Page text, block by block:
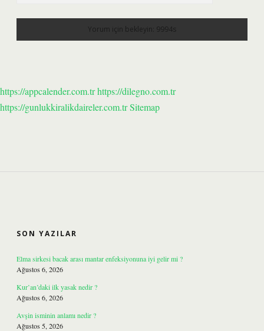
https://appcalender.com.trhttps://dilegno.com.tr
https://gunlukkiralikdaireler.com.trSitemap
SON YAZILAR
Elma sirkesi bacak arası mantar enfeksiyonuna iyi gelir mi ?
Ağustos 6, 2026
Kur’an’daki ilk yasak nedir ?
Ağustos 6, 2026
Avşin isminin anlamı nedir ?
Ağustos 5, 2026